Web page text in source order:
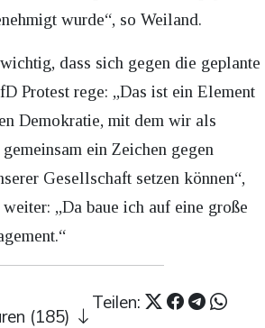
wurde“, so Weiland.
dass sich gegen die geplante
Protest rege: „Das ist ein Element
Demokratie, mit dem wir als
ein Zeichen gegen
Gesellschaft setzen können“,
„Da baue ich auf eine große
Teilen:
(185)